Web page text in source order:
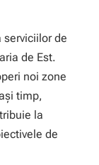
serviciilor de
de Est.
noi zone
timp,
la
de